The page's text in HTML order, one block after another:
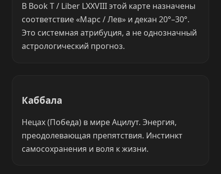
В Book T / Liber LXXVIII этой карте назначены
соответствие «Марс / Лев» и декан 20°–30°.
Это системная атрибуция, а не однозначный
астрологический прогноз.
Каббала
Нецах (Победа) в мире Ацилут. Энергия,
преодолевающая препятствия. Инстинкт
самосохранения и воля к жизни.